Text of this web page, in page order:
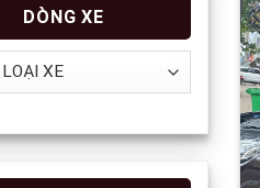
DÒNG XE